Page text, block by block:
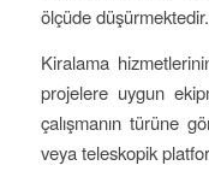
ölçüde düşürmektedir.
Kiralama
projelere uygun
çalışmanın türüne
veya teleskopik